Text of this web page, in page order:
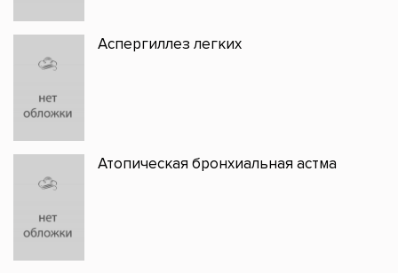
Аспергиллез легких
Атопическая бронхиальная астма